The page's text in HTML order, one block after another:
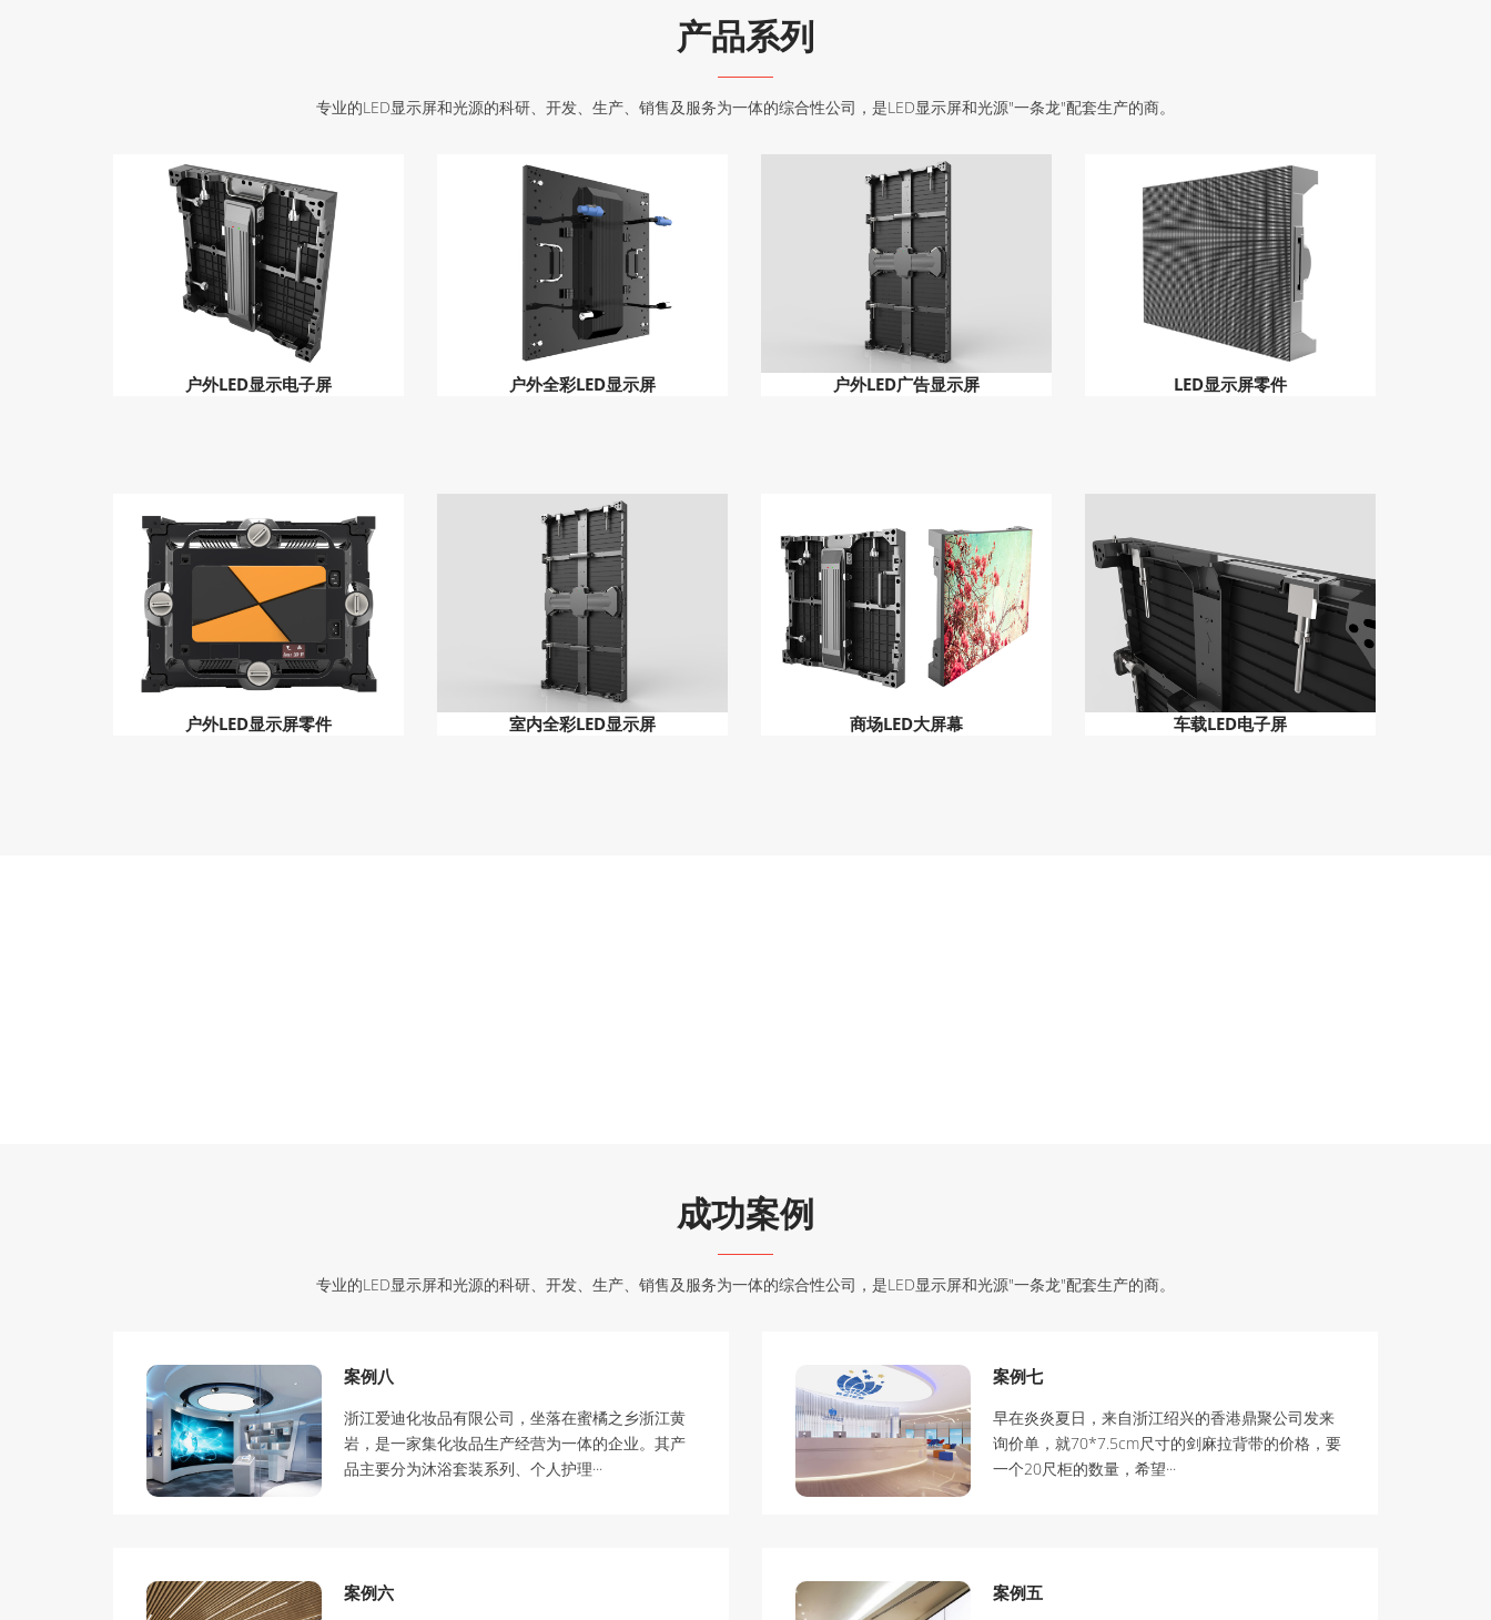
产品系列
专业的LED显示屏和光源的科研、开发、生产、销售及服务为一体的综合性公司，是LED显示屏和光源"一条龙"配套生产的商。
户外LED显示电子屏 户外全彩LED显示屏 户外LED广告显示屏 LED显示屏零件
户外LED显示屏零件 室内全彩LED显示屏 商场LED大屏幕 车载LED电子屏
户外LED显示电子屏
户外全彩LED显示屏
户外LED广告显示屏
LED显示屏零件
户外LED显示屏零件
室内全彩LED显示屏
商场LED大屏幕
车载LED电子屏
成功案例
专业的LED显示屏和光源的科研、开发、生产、销售及服务为一体的综合性公司，是LED显示屏和光源"一条龙"配套生产的商。
案例八
浙江爱迪化妆品有限公司，坐落在蜜橘之乡浙江黄
岩，是一家集化妆品生产经营为一体的企业。其产
品主要分为沐浴套装系列、个人护理···
案例七
早在炎炎夏日，来自浙江绍兴的香港鼎聚公司发来
询价单，就70*7.5cm尺寸的剑麻拉背带的价格，要
一个20尺柜的数量，希望···
案例六 案例五